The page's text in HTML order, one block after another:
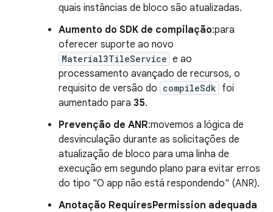
quais instâncias de bloco são atualizadas.
Aumento do SDK de compilação:para
oferecer suporte ao novo
Material3TileService e ao
processamento avançado de recursos, o
requisito de versão do compileSdk foi
aumentado para 35.
Prevenção de ANR:movemos a lógica de
desvinculação durante as solicitações de
atualização de bloco para uma linha de
execução em segundo plano para evitar erros
do tipo "O app não está respondendo" (ANR).
Anotação RequiresPermission adequada